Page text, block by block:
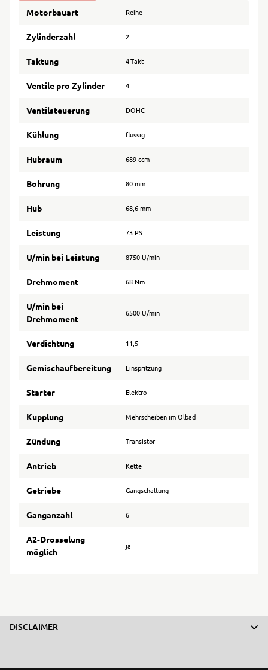
Motorbauart Reihe
Zylinderzahl 2
Taktung 4-Takt
Ventile pro Zylinder 4
Ventilsteuerung DOHC
Kühlung flüssig
Hubraum 689 ccm
Bohrung 80 mm
Hub 68,6 mm
Leistung 73 PS
U/min bei Leistung 8750 U/min
Drehmoment 68 Nm
U/min bei
Drehmoment
6500 U/min
Verdichtung 11,5
Gemischaufbereitung Einspritzung
Starter Elektro
Kupplung Mehrscheiben im Ölbad
Zündung Transistor
Antrieb Kette
Getriebe Gangschaltung
Ganganzahl 6
A2-Drosselung
möglich
ja
DISCLAIMER